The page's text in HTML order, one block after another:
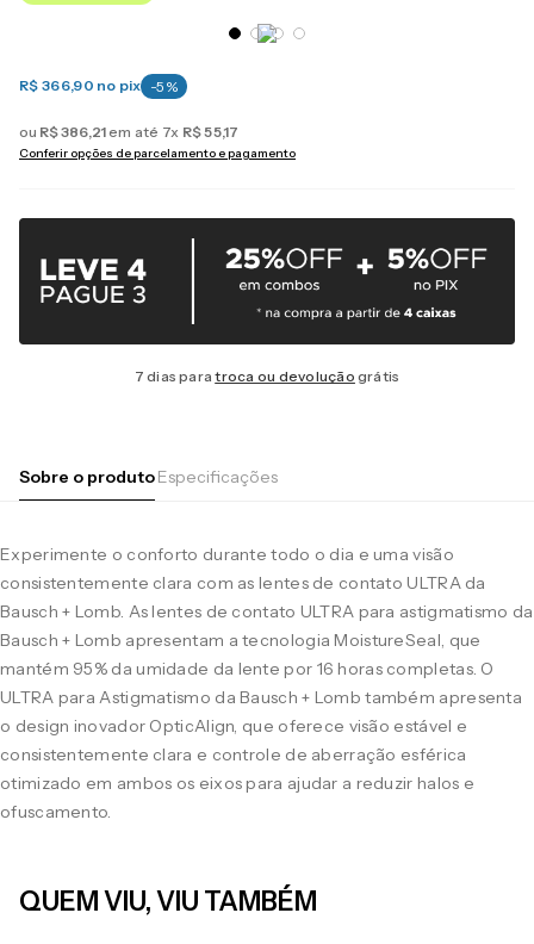
R$ 366,90 no pix -5 %
ou R$386,21 em até 7x R$55,17
Conferir opções de parcelamento e pagamento
7 dias paratroca ou devolução grátis
Sobre o produtoEspecificações
Experimente o conforto durante todo o dia e uma visão
consistentemente clara com as lentes de contato ULTRA da
Bausch + Lomb. As lentes de contato ULTRA para astigmatismo da
Bausch + Lomb apresentam a tecnologia MoistureSeal, que
mantém 95% da umidade da lente por 16 horas completas. O
ULTRA para Astigmatismo da Bausch + Lomb também apresenta
o design inovador OpticAlign, que oferece visão estável e
consistentemente clara e controle de aberração esférica
otimizado em ambos os eixos para ajudar a reduzir halos e
ofuscamento.
QUEM VIU, VIU TAMBÉM